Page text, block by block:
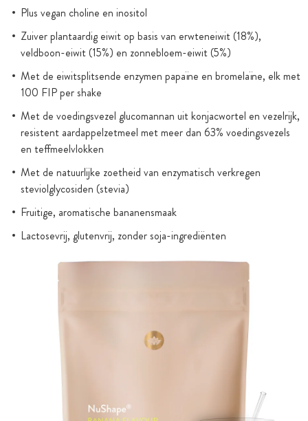
Plus vegan choline en inositol
Zuiver plantaardig eiwit op basis van erwteneiwit (18%),
veldboon-eiwit (15%) en zonnebloem-eiwit (5%)
Met de eiwitsplitsende enzymen papaïne en bromelaïne, elk met
100 FIP per shake
Met de voedingsvezel glucomannan uit konjacwortel en vezelrijk,
resistent aardappelzetmeel met meer dan 63% voedingsvezels
en teffmeelvlokken
Met de natuurlijke zoetheid van enzymatisch verkregen
steviolglycosiden (stevia)
Fruitige, aromatische bananensmaak
Lactosevrij, glutenvrij, zonder soja-ingrediënten